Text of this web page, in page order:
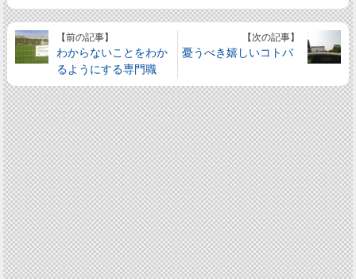
【前の記事】
わからないことをわか
るようにする専門職
【次の記事】
憂うべき嬉しいコトバ